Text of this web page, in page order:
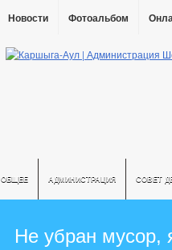
Новости Фотоальбом
ОБЩЕЕ АДМИНИСТРАЦИЯ СОВЕТ
Не убран мусор,